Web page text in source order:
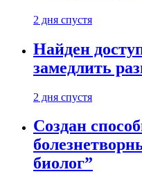
2 дня спустя
Найден
замедлить
2 дня спустя
Создан
биолог”